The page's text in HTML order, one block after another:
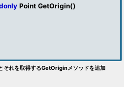
Point GetOrigin()
それを取得するGetOriginメソッドを追加